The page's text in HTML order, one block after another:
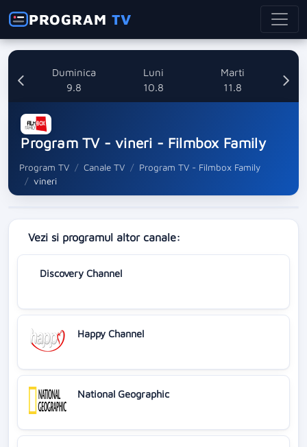
PROGRAMTV
Duminica
9.8
Luni
10.8
Marti
11.8
Program TV - vineri - Filmbox Family
Program TV Canale TV
Program TV - Filmbox Family
vineri
Vezi si programul altor canale:
Discovery Channel
Happy Channel
National Geographic